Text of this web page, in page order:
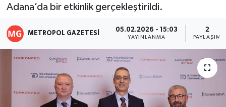
Adana’da bir etkinlik gerçekleştirildi.
METROPOL GAZETESI 05.02.2026 - 15:03
YAYINLANMA
2
PAYLAŞIM